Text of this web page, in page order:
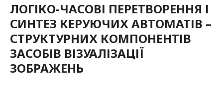
ЛОГІКО-ЧАСОВІ ПЕРЕТВОРЕННЯ І
СИНТЕЗ КЕРУЮЧИХ АВТОМАТІВ –
СТРУКТУРНИХ КОМПОНЕНТІВ
ЗАСОБІВ ВІЗУАЛІЗАЦІЇ
ЗОБРАЖЕНЬ